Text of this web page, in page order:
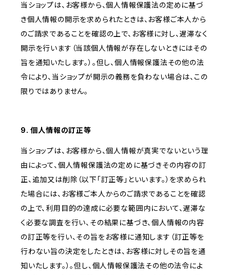
当ショップは、お客様から、個人情報保護法の定めに基づ
き個人情報の開示を求められたときは、お客様ご本人から
のご請求であることを確認の上で、お客様に対し、遅滞なく
開示を行います（当該個人情報が存在しないときにはその
旨を通知いたします。）。但し、個人情報保護法その他の法
令により、当ショップが開示の義務を負わない場合は、この
限りではありません。
9. 個人情報の訂正等
当ショップは、お客様から、個人情報が真実でないという理
由によって、個人情報保護法の定めに基づきその内容の訂
正、追加又は削除（以下「訂正等」といいます。）を求められ
た場合には、お客様ご本人からのご請求であることを確認
の上で、利用目的の達成に必要な範囲内において、遅滞な
く必要な調査を行い、その結果に基づき、個人情報の内容
の訂正等を行い、その旨をお客様に通知します（訂正等を
行わない旨の決定をしたときは、お客様に対しその旨を通
知いたします。）。但し、個人情報保護法その他の法令によ